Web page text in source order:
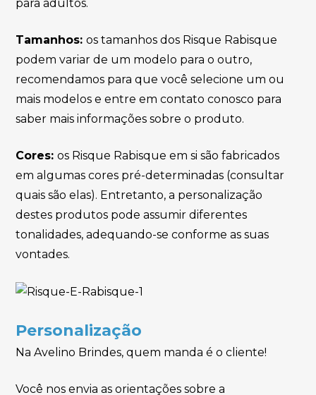
para adultos.
Tamanhos:os tamanhos dos Risque Rabisque
podem variar de um modelo para o outro,
recomendamos para que você selecione um ou
mais modelos e entre em contato conosco para
saber mais informações sobre o produto.
Cores:os Risque Rabisque em si são fabricados
em algumas cores pré-determinadas (consultar
quais são elas). Entretanto, a personalização
destes produtos pode assumir diferentes
tonalidades, adequando-se conforme as suas
vontades.
Personalização
Na Avelino Brindes, quem manda é o cliente!
Você nos envia as orientações sobre a